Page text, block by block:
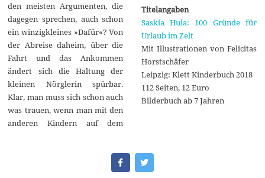
den meisten Argumenten, die
dagegen sprechen, auch schon
ein winzigkleines »Dafür«? Von
der Abreise daheim, über die
Fahrt und das Ankommen
ändert sich die Haltung der
kleinen Nörglerin spürbar.
Klar, man muss sich schon auch
was trauen, wenn man mit den
anderen Kindern auf dem
Titelangaben
Saskia Hula: 100 Gründe für
Urlaub im Zelt
Mit Illustrationen von Felicitas
Horstschäfer
Leipzig: Klett Kinderbuch 2018
112 Seiten, 12 Euro
Bilderbuch ab 7 Jahren